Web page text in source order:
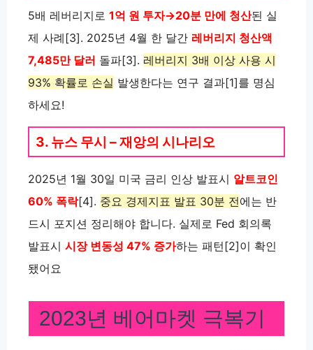
5배 레버리지로 1억 원 투자→20분 만에 청산된 실
제 사례[3]. 2025년 4월 한 달간 레버리지 청산액
7,485만 달러 돌파[3]. 레버리지 3배 이상 사용 시
93% 확률로 손실 발생한다는 연구 결과[1]를 명심
하세요!
3. 뉴스 무시 – 재앙의 시나리오
2025년 1월 30일 미국 금리 인상 발표시 알트코인
60% 폭락[4]. 중요 경제지표 발표 30분 전에는 반
드시 포지션 정리해야 합니다. 실제로 Fed 회의록
발표시 시장 변동성 47% 증가하는 패턴[2]이 확인
됐어요
2023년 베어마켓 극복기